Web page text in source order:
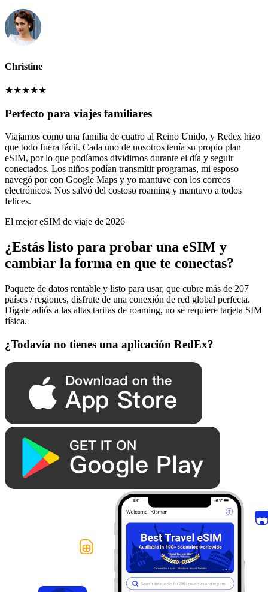
Christine
★★★★★
Perfecto para viajes familiares
Viajamos como una familia de cuatro al Reino Unido, y Redex hizo
que todo fuera fácil. Cada uno de nosotros tenía su propio plan
eSIM, por lo que podíamos dividirnos durante el día y seguir
conectados. Los niños podían transmitir programas, mi esposo
navegó por con Google Maps y yo mantuve con los correos
electrónicos. Nos salvó del costoso roaming y mantuvo a todos
felices.
El mejor eSIM de viaje de 2026
¿Estás listo para probar una eSIM y
cambiar la forma en que te conectas?
Paquete de datos rentable y listo para usar, que cubre más de 207
países / regiones, disfrute de una conexión de red global perfecta.
Dígale adiós a las altas tarifas de roaming, no se requiere tarjeta SIM
física.
¿Todavía no tienes una aplicación RedEx?